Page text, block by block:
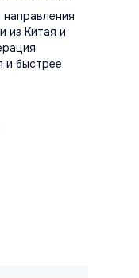
из Китая и
и быстрее